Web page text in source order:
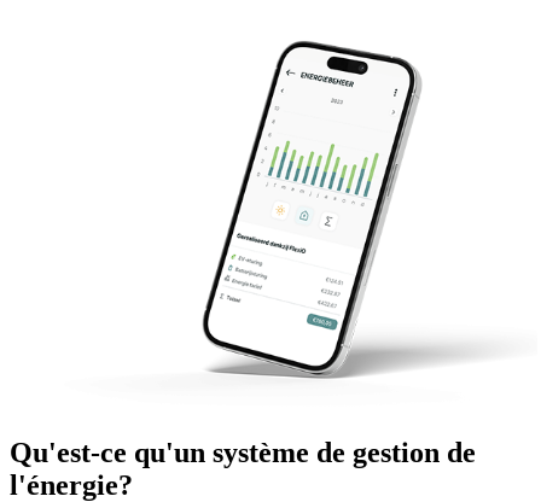
Qu'est-ce qu'un système de gestion de
l'énergie?